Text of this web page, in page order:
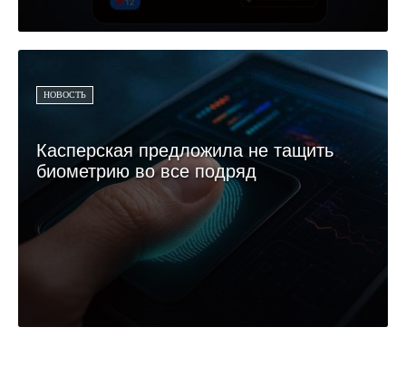
НОВОСТЬ
Касперская предложила не тащить
биометрию во все подряд